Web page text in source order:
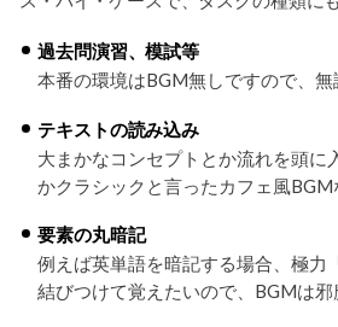
過去問演習、模試等
本番の環境はBGM無しですので、無
テキストの読み込み
大まかなコンセプトとか流れを頭に
かクラシックと言ったカフェ風BGM
要素の丸暗記
例えば英単語を暗記する場合、極力
結びつけて覚えたいので、BGMは邪